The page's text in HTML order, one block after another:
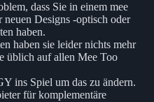
dass Sie in einem mee
Designs -optisch oder
haben.
haben sie leider nichts mehr
üblich auf allen Mee Too
ins Spiel um das zu ändern.
für komplementäre